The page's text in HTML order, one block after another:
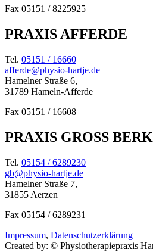
Fax 05151 / 8225925
PRAXIS AFFERDE
Tel. 05151 / 16660
afferde@physio-hartje.de
Hamelner Straße 6,
31789 Hameln-Afferde
Fax 05151 / 16608
PRAXIS GROSS
Tel. 05154 / 6289230
gb@physio-hartje.de
Hamelner Straße 7,
31855 Aerzen
Fax 05154 / 6289231
Impressum, Datenschutzerklärung
Created by: © Physiotherapiepraxis